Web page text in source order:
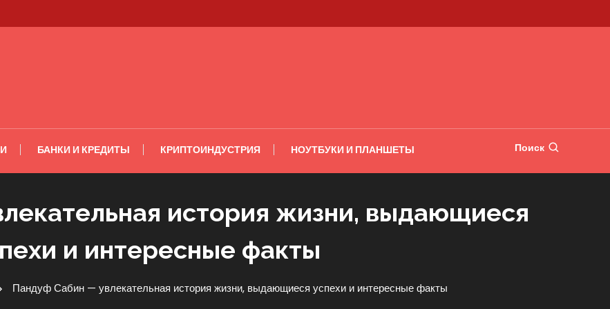
БАНКИ И КРЕДИТЫ КРИПТОИНДУСТРИЯ НОУТБУКИ И ПЛАНШЕТЫ Поиск
история жизни, выдающиеся
и интересные факты
Пандуф Сабин — увлекательная история жизни, выдающиеся успехи и интересные факты